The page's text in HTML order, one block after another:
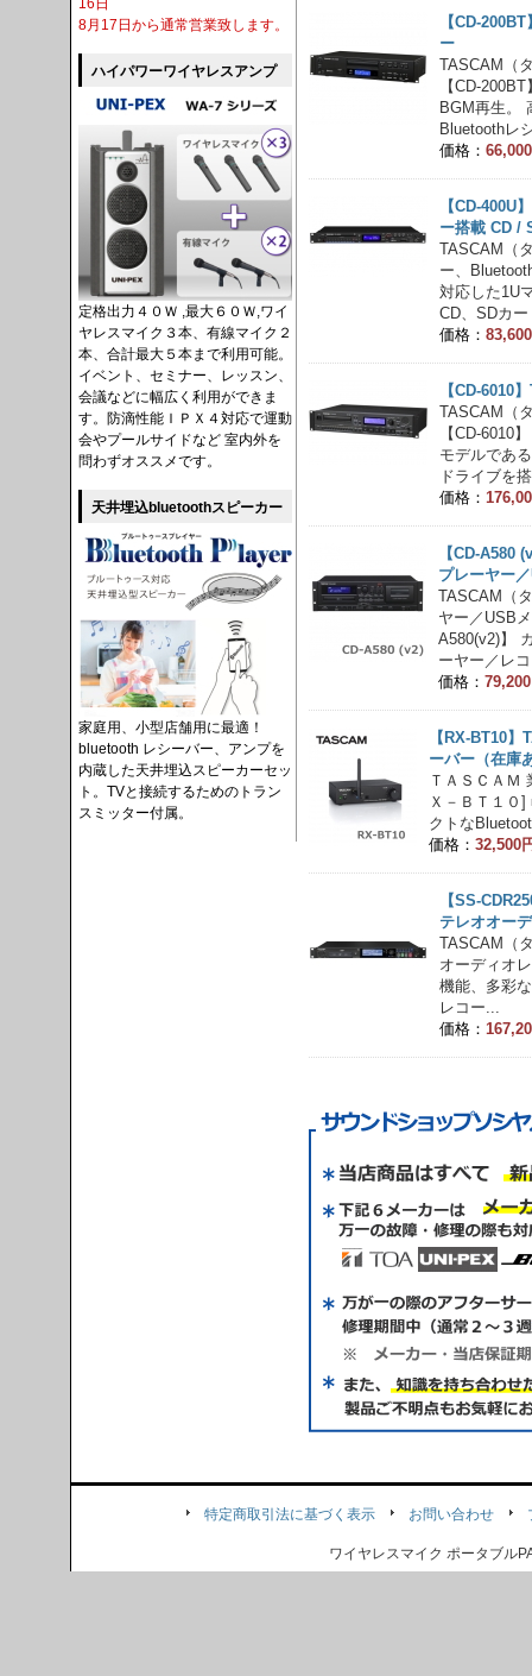
【CD-
ー
TASCAM（
【CD-
BGM再生。
Bluetoothレ
価格：
【CD-
ー搭載 CD /
TASCAM（
ー、
対応した1U
CD、SDカ
価格：
【CD-6010
TASCAM（
【CD-6010
モデルであ
ドライブを
価格：
【CD-A580
プレーヤー
TASCAM（
ヤー／USB
A580(v2)】
ーヤー／レ
価格：
【RX-BT10
ーバー（在庫
ＴＡＳＣＡＭ
Ｘ－ＢＴ１
クトな
価格： 32,500
【SS-
テレオオー
TASCAM（
オーディオ
機能、多彩
レコー...
価格：
16日
8月17日から通常営業致します。
ハイパワーワイヤレスアンプ
定格出力４０Ｗ ,最大６０Ｗ,ワイ
ヤレスマイク３本、有線マイク２
本、合計最大５本まで利用可能。
イベント、セミナー、レッスン、
会議などに幅広く利用ができま
す。防滴性能ＩＰＸ４対応で運動
会やプールサイドなど 室内外を
問わずオススメです。
天井埋込bluetoothスピーカー
家庭用、小型店舗用に最適！
bluetooth レシーバー、アンプを
内蔵した天井埋込スピーカーセッ
ト。TVと接続するためのトラン
スミッター付属。
特定商取引法に基づく表示 お問い合わせ
ワイヤレスマイク ポータブル